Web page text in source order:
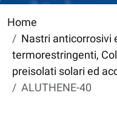
Home
Nastri anticorrosivi
termorestringenti,
preisolati solari ed
ALUTHENE-40